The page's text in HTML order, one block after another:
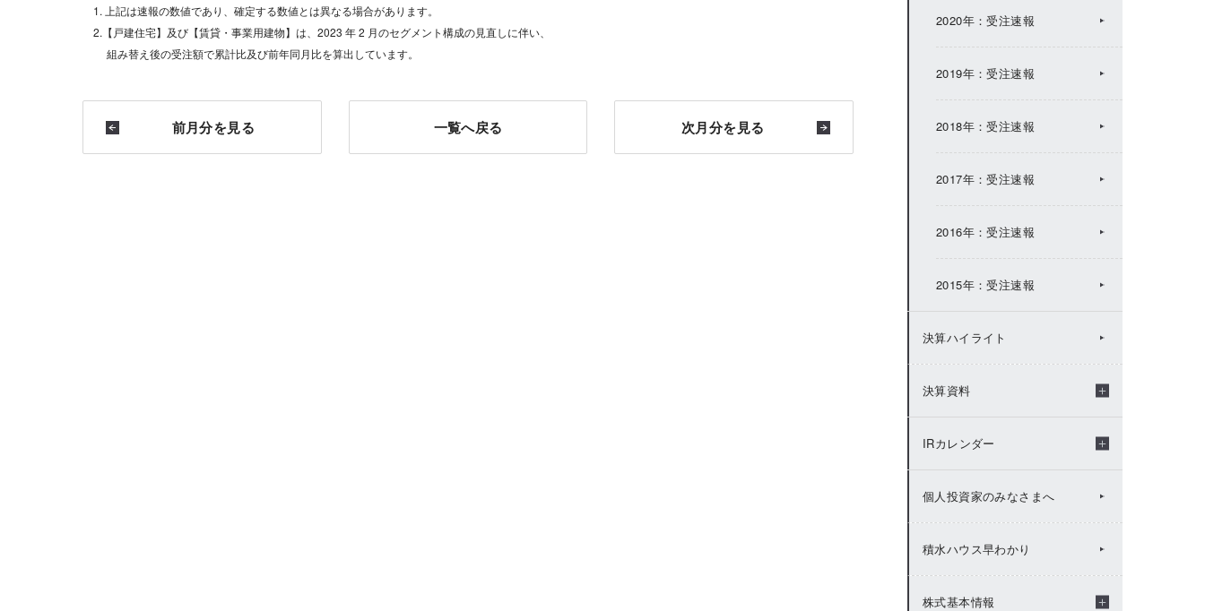
1. 上記は速報の数値であり、確定する数値とは異なる場合があります。
2.【戸建住宅】及び【賃貸・事業用建物】は、2023 年 2 月のセグメント構成の見直しに伴い、
組み替え後の受注額で累計比及び前年同月比を算出しています。
前月分を見る 一覧へ戻る 次月分を見る
2020年：受注速報
2019年：受注速報
2018年：受注速報
2017年：受注速報
2016年：受注速報
2015年：受注速報
決算ハイライト
決算資料
年度別決算資料
決算短信
説明会資料
FACTBOOK
IRカレンダー
IRカレンダー（2026年度）
IRカレンダー（2025年度）
IRカレンダー（2024年度）
個人投資家のみなさまへ
積水ハウス早わかり
株式基本情報